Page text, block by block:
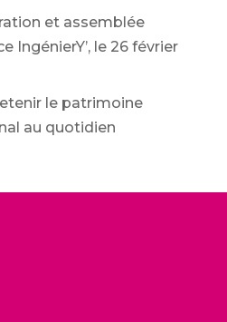
et assemblée
IngénierY’, le 26 février
le patrimoine
au quotidien